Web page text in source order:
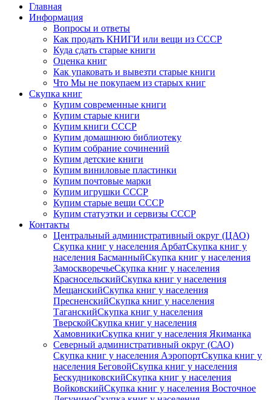
Главная
Информация
Вопросы и ответы
Как продать КНИГИ или вещи из СССР
Куда сдать старые книги
Оценка книг
Как упаковать и вывезти старые книги
Что Мы не покупаем из старых книг
Скупка книг
Купим современные книги
Купим старые книги
Купим книги СССР
Купим домашнюю библиотеку
Купим собрание сочинений
Купим детские книги
Купим виниловые пластинки
Купим почтовые марки
Купим игрушки СССР
Купим старые вещи СССР
Купим статуэтки и сервизы СССР
Контакты
Центральный административный округ (ЦАО)
Скупка книг у населения АрбатСкупка книг у
населения БасманныйСкупка книг у населения
ЗамоскворечьеСкупка книг у населения
КрасносельскийСкупка книг у населения
МещанскийСкупка книг у населения
ПресненскийСкупка книг у населения
ТаганскийСкупка книг у населения
ТверскойСкупка книг у населения
ХамовникиСкупка книг у населения Якиманка
Северный административный округ (САО)
Скупка книг у населения АэропортСкупка книг у
населения БеговойСкупка книг у населения
БескудниковскийСкупка книг у населения
ВойковскийСкупка книг у населения Восточное